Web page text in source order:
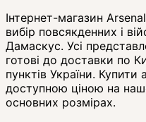
Інтернет-магазин
вибір повсякденних і
Дамаскус. Усі
готові до доставки по
пунктів України. Купити
доступною ціною на
основних розмірах.